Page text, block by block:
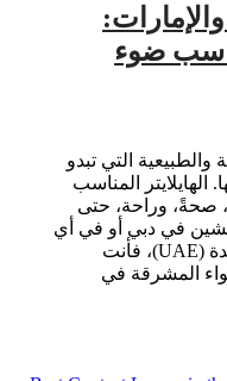
ضوء
التي تبدو
المناسب
صحةً، وراحة، حتى
في دبي أو في أي
مكان داخل الإمارات العربية المتحدة (UAE)، فأنت
المشرقة في